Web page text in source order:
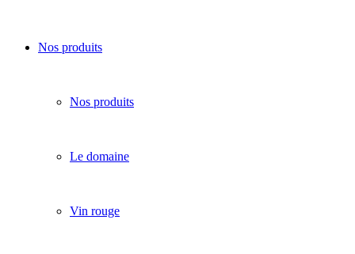
Nos produits
Nos produits
Le domaine
Vin rouge